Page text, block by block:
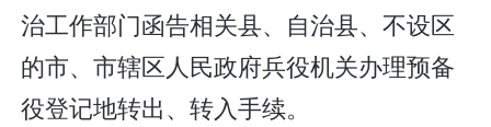
治工作部门函告相关县、自治县、不设区
的市、市辖区人民政府兵役机关办理预备
役登记地转出、转入手续。